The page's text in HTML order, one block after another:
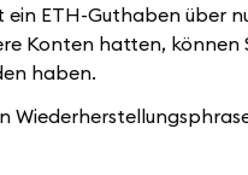
ETH-Guthaben über
Konten hatten, können
haben.